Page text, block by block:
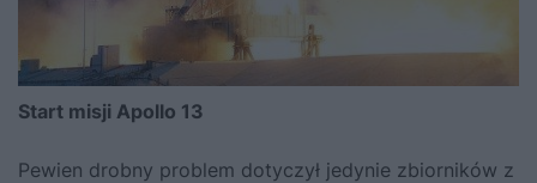
Start misji Apollo 13
Pewien drobny problem dotyczył jedynie zbiorników z